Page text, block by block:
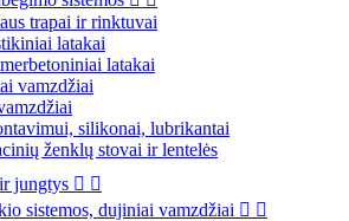
trapai ir rinktuvai
latakai
latakai
vamzdžiai
silikonai, lubrikantai
ženklų stovai ir lentelės
jungtys  
sistemos, dujiniai vamzdžiai  